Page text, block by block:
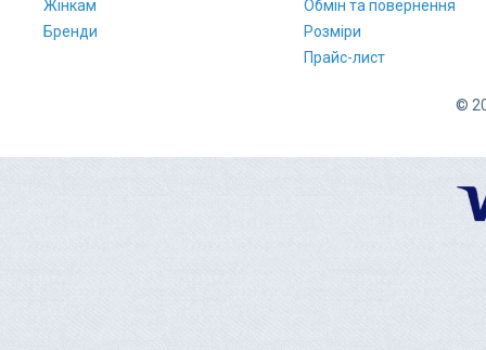
Жінкам
Бренди
Обмін та повернення
Розміри
Прайс-лист
©